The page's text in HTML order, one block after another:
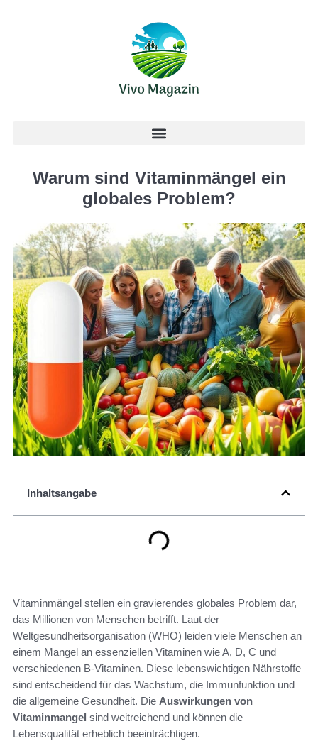
Warum sind Vitaminmängel ein
globales Problem?
Inhaltsangabe
Vitaminmängel stellen ein gravierendes globales Problem dar,
das Millionen von Menschen betrifft. Laut der
Weltgesundheitsorganisation (WHO) leiden viele Menschen an
einem Mangel an essenziellen Vitaminen wie A, D, C und
verschiedenen B-Vitaminen. Diese lebenswichtigen Nährstoffe
sind entscheidend für das Wachstum, die Immunfunktion und
die allgemeine Gesundheit. Die Auswirkungen von
Vitaminmangel sind weitreichend und können die
Lebensqualität erheblich beeinträchtigen.